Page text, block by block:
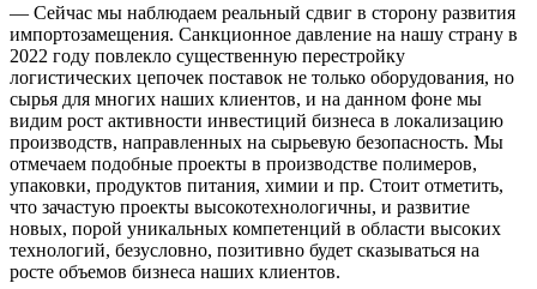
— Сейчас мы наблюдаем реальный сдвиг в сторону развития
импортозамещения. Санкционное давление на нашу страну в
2022 году повлекло существенную перестройку
логистических цепочек поставок не только оборудования, но
сырья для многих наших клиентов, и на данном фоне мы
видим рост активности инвестиций бизнеса в локализацию
производств, направленных на сырьевую безопасность. Мы
отмечаем подобные проекты в производстве полимеров,
упаковки, продуктов питания, химии и пр. Стоит отметить,
что зачастую проекты высокотехнологичны, и развитие
новых, порой уникальных компетенций в области высоких
технологий, безусловно, позитивно будет сказываться на
росте объемов бизнеса наших клиентов.